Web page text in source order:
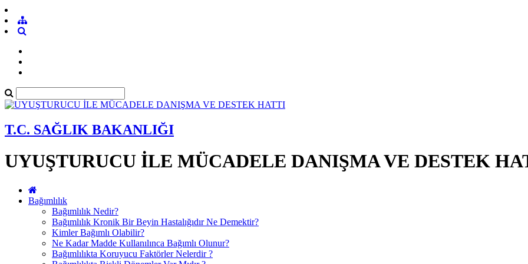
T.C. SAĞLIK BAKANLIĞI
UYUŞTURUCU İLE MÜCADELE DANIŞMA VE DESTEK
Bağımlılık
Bağımlılık Nedir?
Bağımlılık Kronik Bir Beyin Hastalığıdır Ne Demektir?
Kimler Bağımlı Olabilir?
Ne Kadar Madde Kullanılınca Bağımlı Olunur?
Bağımlılıkta Koruyucu Faktörler Nelerdir ?